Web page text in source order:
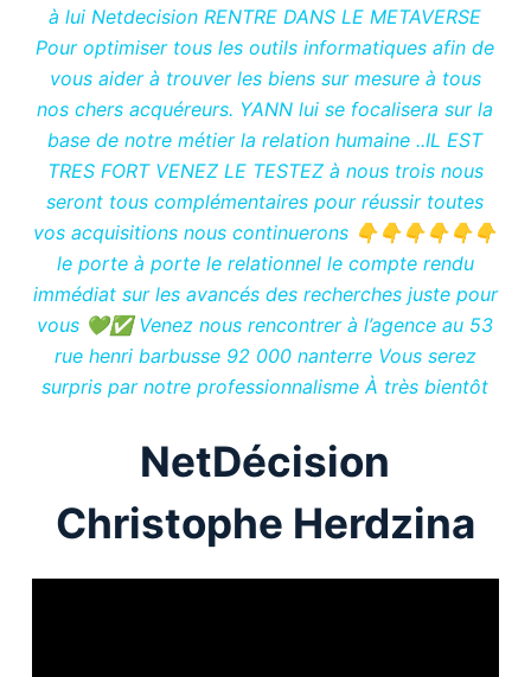
à lui Netdecision RENTRE DANS LE METAVERSE
Pour optimiser tous les outils informatiques afin de
vous aider à trouver les biens sur mesure à tous
nos chers acquéreurs. YANN lui se focalisera sur la
base de notre métier la relation humaine ..IL EST
TRES FORT VENEZ LE TESTEZ à nous trois nous
seront tous complémentaires pour réussir toutes
vos acquisitions nous continuerons 👇👇👇👇👇👇
le porte à porte le relationnel le compte rendu
immédiat sur les avancés des recherches juste pour
vous 💚✅ Venez nous rencontrer à l’agence au 53
rue henri barbusse 92 000 nanterre Vous serez
surpris par notre professionnalisme À très bientôt
NetDécision
Christophe Herdzina